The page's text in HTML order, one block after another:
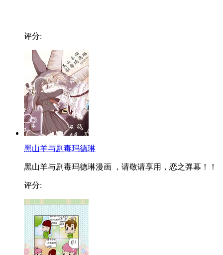
评分:
黑山羊与剧毒玛德琳
黑山羊与剧毒玛德琳漫画 ，请敬请享用，恋之弹幕！！
评分: